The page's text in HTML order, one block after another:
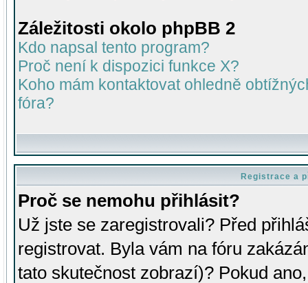
Záležitosti okolo phpBB 2
Kdo napsal tento program?
Proč není k dispozici funkce X?
Koho mám kontaktovat ohledně
fóra?
Registrace a
Proč se nemohu přihlásit?
Už jste se zaregistrovali? Před
registrovat. Byla vám na fóru
tato skutečnost zobrazí)? Pokud